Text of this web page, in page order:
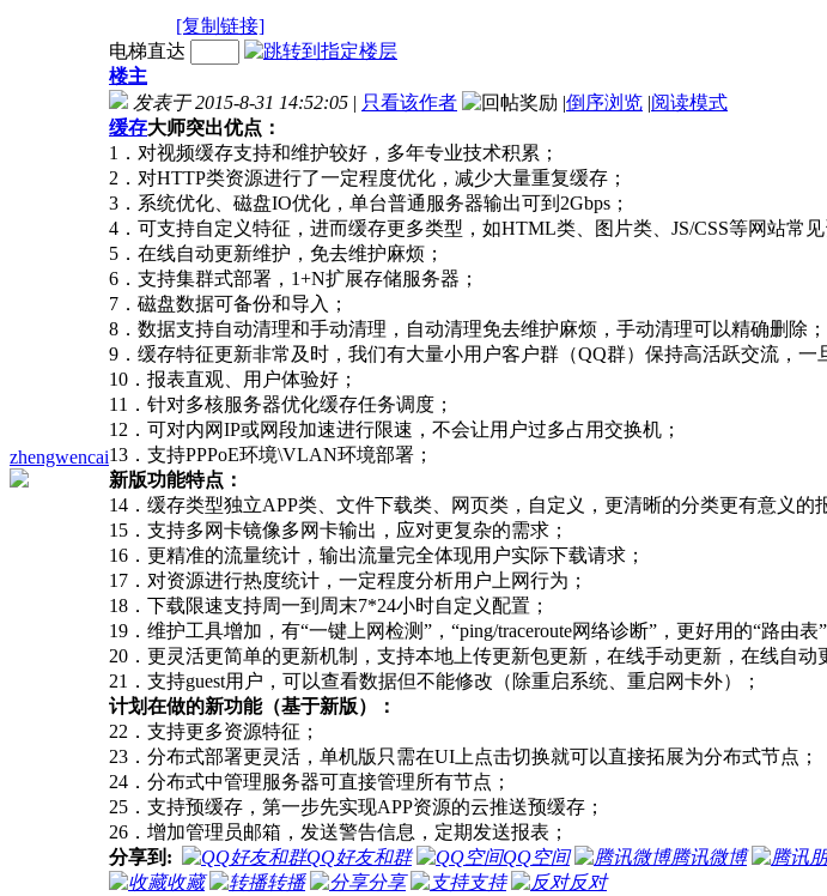
[复制链接]
zhengwencai
电梯直达
楼主
发表于 2015-8-31 14:52:05 | 只看该作者 |倒序浏览 |阅读模式
缓存大师突出优点：
1．对视频缓存支持和维护较好，多年专业技术积累；
2．对HTTP类资源进行了一定程度优化，减少大量重复缓存；
3．系统优化、磁盘IO优化，单台普通服务器输出可到2Gbps；
4．可支持自定义特征，进而缓存更多类型，如HTML类、图片类、JS/CSS等网站常见
5．在线自动更新维护，免去维护麻烦；
6．支持集群式部署，1+N扩展存储服务器；
7．磁盘数据可备份和导入；
8．数据支持自动清理和手动清理，自动清理免去维护麻烦，手动清理可以精确删除；
9．缓存特征更新非常及时，我们有大量小用户客户群（QQ群）保持高活跃交流，
10．报表直观、用户体验好；
11．针对多核服务器优化缓存任务调度；
12．可对内网IP或网段加速进行限速，不会让用户过多占用交换机；
13．支持PPPoE环境\VLAN环境部署；
新版功能特点：
14．缓存类型独立APP类、文件下载类、网页类，自定义，更清晰的分类更有意义的
15．支持多网卡镜像多网卡输出，应对更复杂的需求；
16．更精准的流量统计，输出流量完全体现用户实际下载请求；
17．对资源进行热度统计，一定程度分析用户上网行为；
18．下载限速支持周一到周末7*24小时自定义配置；
19．维护工具增加，有“一键上网检测”，“ping/traceroute网络诊断”，更好用的“路由表”
20．更灵活更简单的更新机制，支持本地上传更新包更新，在线手动更新，在线自动
21．支持guest用户，可以查看数据但不能修改（除重启系统、重启网卡外）；
计划在做的新功能（基于新版）：
22．支持更多资源特征；
23．分布式部署更灵活，单机版只需在UI上点击切换就可以直接拓展为分布式节点；
24．分布式中管理服务器可直接管理所有节点；
25．支持预缓存，第一步先实现APP资源的云推送预缓存；
26．增加管理员邮箱，发送警告信息，定期发送报表；
分享到:
QQ好友和群 QQ空间 腾讯微博
收藏
转播 分享 支持 反对